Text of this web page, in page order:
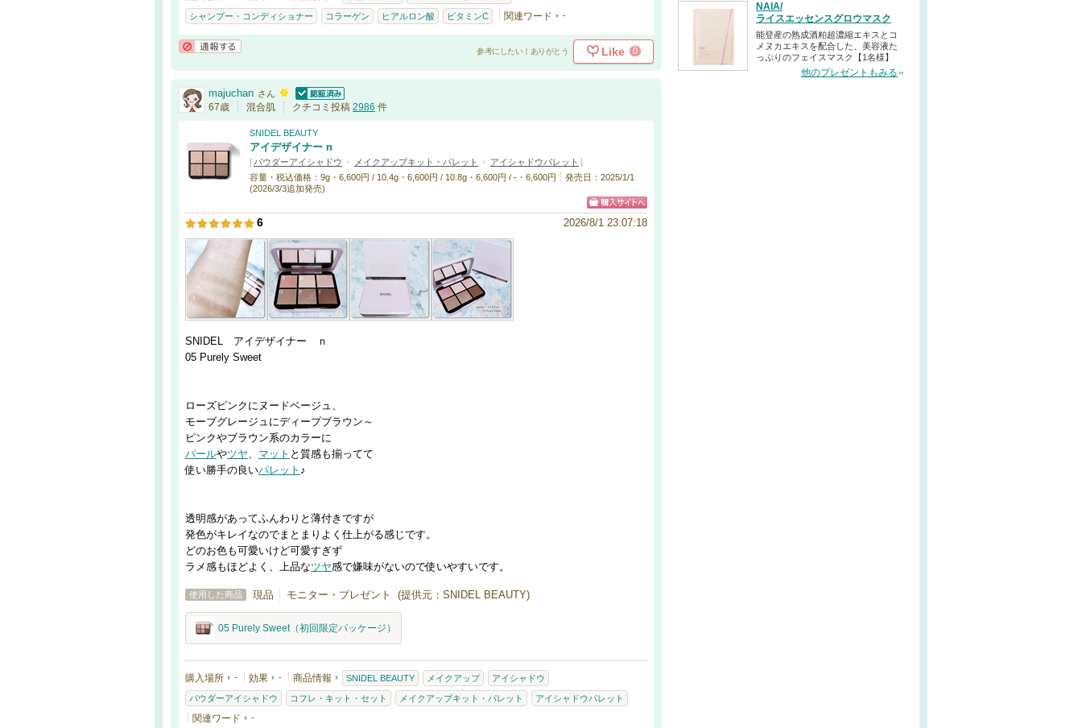
シャンプー・コンディショナー コラーゲン ヒアルロン酸 ビタミンC 関連ワード -
参考にしたい！ありがとう Like 0
majuchan さん
認証済
67歳 混合肌 クチコミ投稿 2986 件
SNIDEL BEAUTY
アイデザイナー n
[ パウダーアイシャドウ ・ メイクアップキット・パレット ・ アイシャドウパレット ]
容量・税込価格：9g・6,600円 / 10.4g・6,600円 / 10.8g・6,600円 / -・6,600円
発売日：2025/1/1
(2026/3/3追加発売)
6 2026/8/1 23:07:18
SNIDEL アイデザイナー ｎ
05 Purely Sweet
ローズピンクにヌードベージュ、
モーブグレージュにディープブラウン～
ピンクやブラウン系のカラーに
パールやツヤ、 マット と質感も揃ってて
使い勝手の良いパレット ♪
透明感があってふんわりと薄付きですが
発色がキレイなのでまとまりよく仕上がる感じです。
どのお色も可愛いけど可愛すぎず
ラメ感もほどよく、上品なツヤ感で嫌味がないので使いやすいです。
使用した商品 現品 モニター・プレゼント (提供元：SNIDEL BEAUTY)
05 Purely Sweet（初回限定パッケージ）
購入場所 - 効果 - 商品情報 SNIDEL BEAUTY メイクアップ アイシャドウ
パウダーアイシャドウ コフレ・キット・セット メイクアップキット・パレット アイシャドウパレット
関連ワード -
NAIA/
ライスエッセンスグロウマスク
能登産の熟成酒粕超濃縮エキスとコ
メヌカエキスを配合した、美容液た
っぷりのフェイスマスク【1名様】
他のプレゼントもみる